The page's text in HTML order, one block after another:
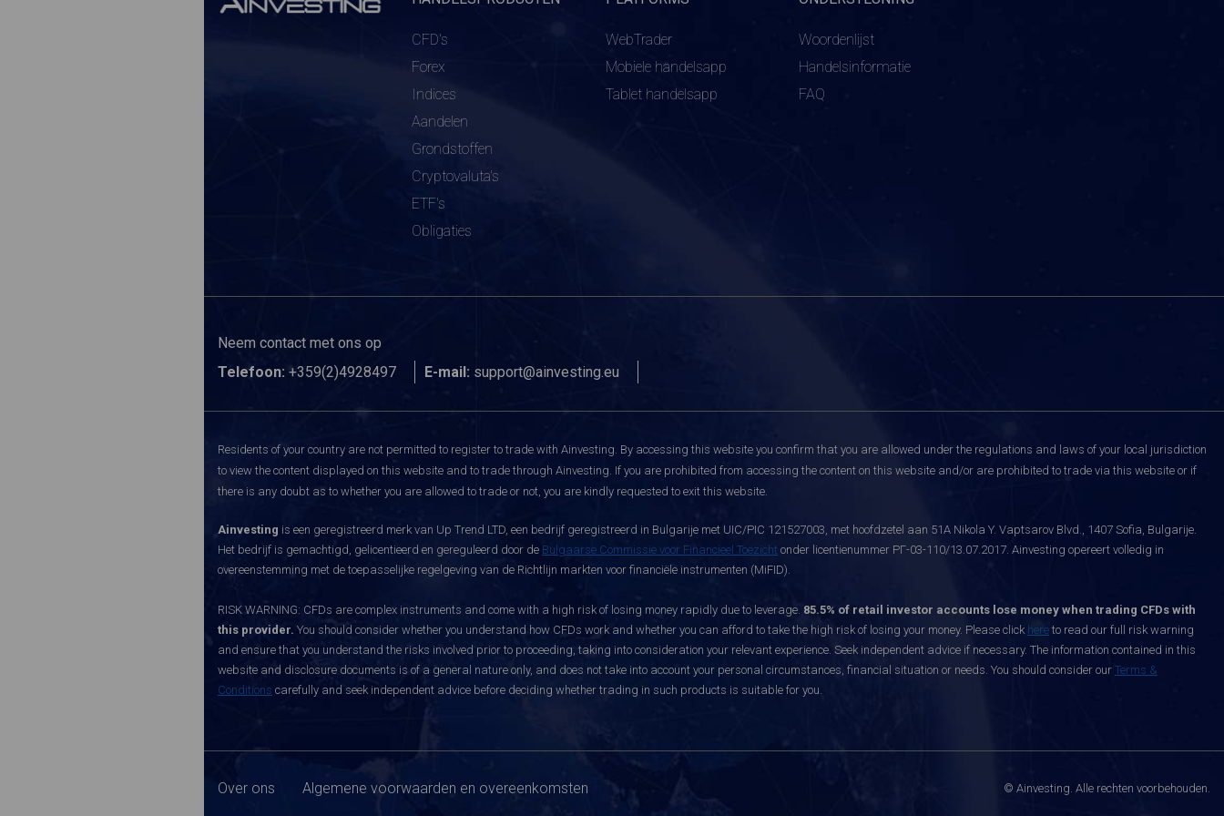
CFD's
Forex
Indices
Aandelen
Grondstoffen
Cryptovaluta's
ETF's
Obligaties
WebTrader
Mobiele handelsapp
Tablet handelsapp
Woordenlijst
Handelsinformatie
FAQ
Neem contact met ons op
Telefoon: +359(2)4928497 E-mail: support@ainvesting.eu
Residents of your country are not permitted to register to trade with Ainvesting. By accessing this website you confirm that you are allowed under the regulations and laws of your local jurisdiction
to view the content displayed on this website and to trade through Ainvesting. If you are prohibited from accessing the content on this website and/or are prohibited to trade via this website or if
there is any doubt as to whether you are allowed to trade or not, you are kindly requested to exit this website.
Ainvesting is een geregistreerd merk van Up Trend LTD, een bedrijf geregistreerd in Bulgarije met UIC/PIC 121527003, met hoofdzetel aan 51A Nikola Y. Vaptsarov Blvd., 1407 Sofia, Bulgarije.
Het bedrijf is gemachtigd, gelicentieerd en gereguleerd door de Bulgaarse Commissie voor Financieel Toezicht onder licentienummer РГ-03-110/13.07.2017. Ainvesting opereert volledig in
overeenstemming met de toepasselijke regelgeving van de Richtlijn markten voor financiële instrumenten (MiFID).
RISK WARNING: CFDs are complex instruments and come with a high risk of losing money rapidly due to leverage. 85.5% of retail investor accounts lose money when trading CFDs with
this provider. You should consider whether you understand how CFDs work and whether you can afford to take the high risk of losing your money. Please click here to read our full risk warning
and ensure that you understand the risks involved prior to proceeding, taking into consideration your relevant experience. Seek independent advice if necessary. The information contained in this
website and disclosure documents is of a general nature only, and does not take into account your personal circumstances, financial situation or needs. You should consider our Terms &
Conditions carefully and seek independent advice before deciding whether trading in such products is suitable for you.
Over ons Algemene voorwaarden en overeenkomsten © Ainvesting. Alle rechten voorbehouden.